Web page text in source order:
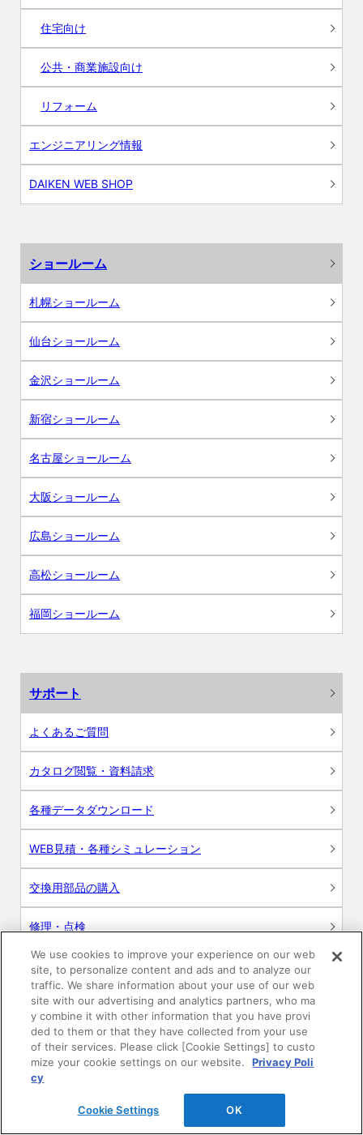
住宅向け
公共・商業施設向け
リフォーム
エンジニアリング情報
DAIKEN WEB SHOP
ショールーム
札幌ショールーム
仙台ショールーム
金沢ショールーム
新宿ショールーム
名古屋ショールーム
大阪ショールーム
広島ショールーム
高松ショールーム
福岡ショールーム
サポート
よくあるご質問
カタログ閲覧・資料請求
各種データダウンロード
WEB見積・各種シミュレーション
交換用部品の購入
修理・点検
お問い合わせ
ログイン
建築・設計関係者様向けサイト
ユーザー登録サービス
WEB見積システム
We use cookies to improve your experience on our web
site, to personalize content and ads and to analyze our
traffic. We share information about your use of our web
site with our advertising and analytics partners, who ma
y combine it with other information that you have provi
ded to them or that they have collected from your use
of their services. Please click [Cookie Settings] to custo
mize your cookie settings on our website.
Privacy Poli
cy
Cookie Settings OK